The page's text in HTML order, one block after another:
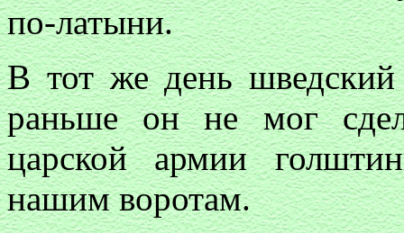
по-латыни.
В тот же день шведский
раньше он не мог
царской армии
нашим воротам.